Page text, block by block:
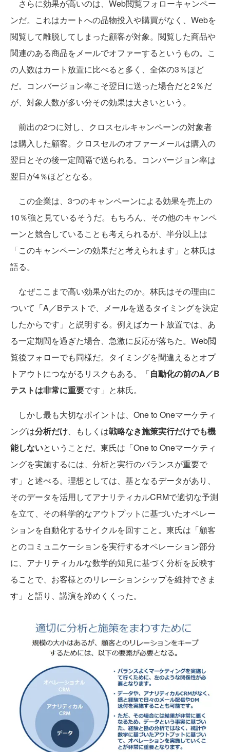
さらに効果が高いのは、Web閲覧フォローキャンペー
ンだ。これはカートへの品物投入や購買がなく、Webを
閲覧して離脱してしまった顧客が対象。閲覧した商品や
関連のある商品をメールでオファーするというもの。こ
の人数はカート放置に比べると多く、全体の3％ほど
だ。コンバージョン率こそ翌日に送った場合だと2％だ
が、対象人数が多い分その効果は大きいという。
前出の2つに対し、クロスセルキャンペーンの対象者
は購入した顧客。クロスセルのオファーメールは購入の
翌日とその後一定間隔で送られる。コンバージョン率は
翌日が4％ほどとなる。
この企業は、3つのキャンペーンによる効果を売上の
10％強と見ているそうだ。もちろん、その他のキャンペ
ーンと競合していることも考えられるが、半分以上は
「このキャンペーンの効果だと考えられます」と林氏は
語る。
なぜここまで高い効果が出たのか。林氏はその理由に
ついて「A／Bテストで、メールを送るタイミングを決定
したからです」と説明する。例えばカート放置では、あ
る一定期間を過ぎた場合、急激に反応が落ちた。Web閲
覧後フォローでも同様だ。タイミングを間違えるとオプ
トアウトにつながるリスクもある。「自動化の前のA／B
テストは非常に重要です」と林氏。
しかし最も大切なポイントは、One to Oneマーケティ
ングは分析だけ、もしくは戦略なき施策実行だけでも機
能しないということだ。東氏は「One to Oneマーケティ
ングを実施するには、分析と実行のバランスが重要で
す」と述べる。理想としては、基となるデータがあり、
そのデータを活用してアナリティカルCRMで適切な予測
を立て、その科学的なアウトプットに基づいたオペレー
ションを自動化するサイクルを回すこと。東氏は「顧客
とのコミュニケーションを実行するオペレーション部分
に、アナリティカルな数学的知見に基づく分析を反映す
ることで、お客様とのリレーションシップを維持できま
す」と語り、講演を締めくくった。